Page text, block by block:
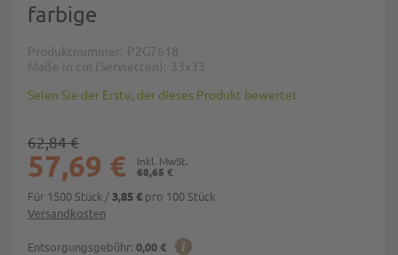
farbige
Produktnummer P2G7618
Maße in cm (Servietten)
33x33
Seien Sie der Erste, der dieses Produkt bewertet
Versandkosten
Entsorgungsgebühr: 0,00 €
68,65 €
57,69 €
62,84 €
Für 1500 Stück /3,85 € pro 100 Stück